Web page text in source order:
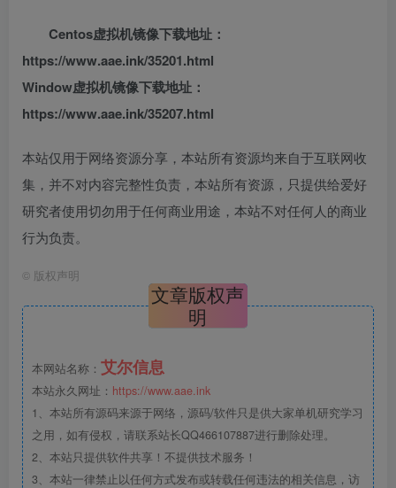
Centos虚拟机镜像下载地址：
https://www.aae.ink/35201.html
Window虚拟机镜像下载地址：
https://www.aae.ink/35207.html
本站仅用于网络资源分享，本站所有资源均来自于互联网收
集，并不对内容完整性负责，本站所有资源，只提供给爱好
研究者使用切勿用于任何商业用途，本站不对任何人的商业
行为负责。
© 版权声明
文章版权声
明
本网站名称： 艾尔信息
本站永久网址： https://www.aae.ink
1、本站所有源码来源于网络，源码/软件只是供大家单机研究学习
之用，如有侵权，请联系站长QQ466107887进行删除处理。
2、本站只提供软件共享！不提供技术服务！
3、本站一律禁止以任何方式发布或转载任何违法的相关信息，访